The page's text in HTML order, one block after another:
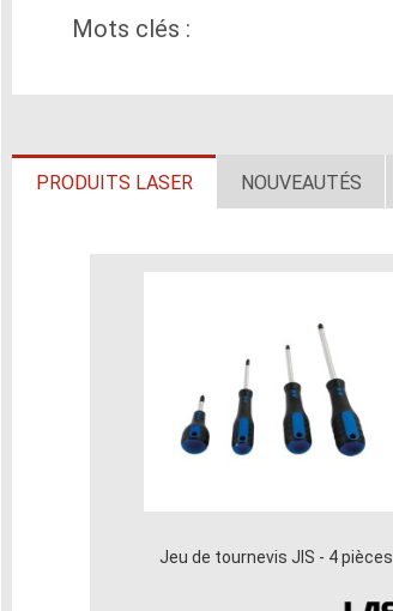
Mots clés :
PRODUITS LASER NOUVEAUTÉS
Jeu de tournevis JIS - 4 pièces